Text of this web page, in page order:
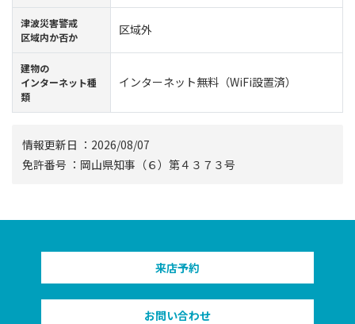
津波災害警戒
区域内か否か
区域外
建物の
インターネット種
類
インターネット無料（WiFi設置済）
情報更新⽇ ：2026/08/07
免許番号 ：岡山県知事（６）第４３７３号
来店予約
お問い合わせ